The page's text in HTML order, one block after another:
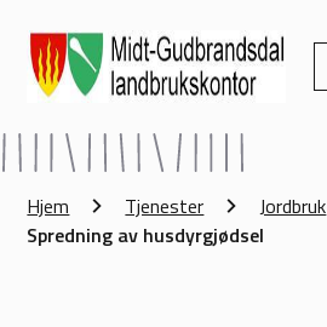
Du er her:
Hjem Tjenester
Jordbruk
Spredning av husdyrgjødsel